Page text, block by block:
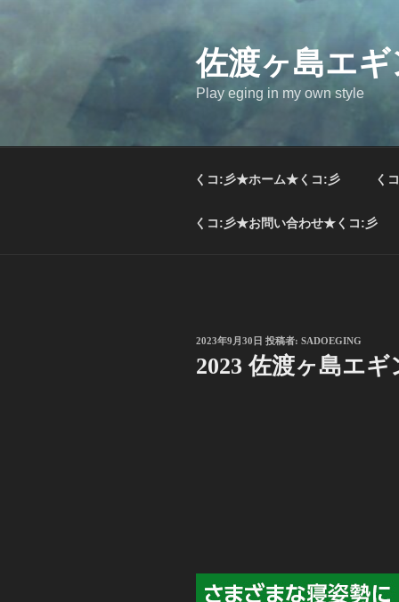
佐渡ヶ島エ
Play eging in my own style
くコ:彡★ホーム★くコ:彡 く
くコ:彡★お問い合わせ★くコ:彡
投
日:
2023年9月30日 投稿者: SADOEGING
2023 佐渡ヶ島エギ